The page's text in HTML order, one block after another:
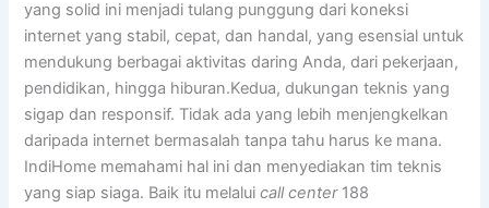
yang solid ini menjadi tulang punggung dari koneksi
internet yang stabil, cepat, dan handal, yang esensial untuk
mendukung berbagai aktivitas daring Anda, dari pekerjaan,
pendidikan, hingga hiburan.Kedua, dukungan teknis yang
sigap dan responsif. Tidak ada yang lebih menjengkelkan
daripada internet bermasalah tanpa tahu harus ke mana.
IndiHome memahami hal ini dan menyediakan tim teknis
yang siap siaga. Baik itu melaluicall center188